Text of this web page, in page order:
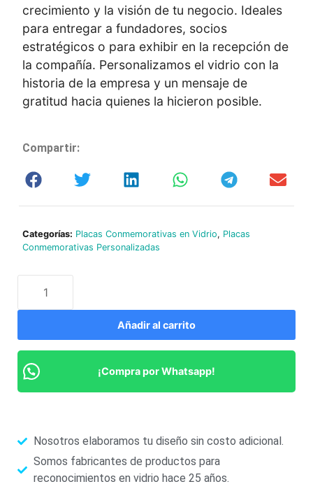
crecimiento y la visión de tu negocio. Ideales
para entregar a fundadores, socios
estratégicos o para exhibir en la recepción de
la compañía. Personalizamos el vidrio con la
historia de la empresa y un mensaje de
gratitud hacia quienes la hicieron posible.
Compartir:
Categorías: Placas Conmemorativas en Vidrio, Placas
Conmemorativas Personalizadas
Añadir al carrito
¡Compra por Whatsapp!
Nosotros elaboramos tu diseño sin costo adicional.
Somos fabricantes de productos para
reconocimientos en vidrio hace 25 años.